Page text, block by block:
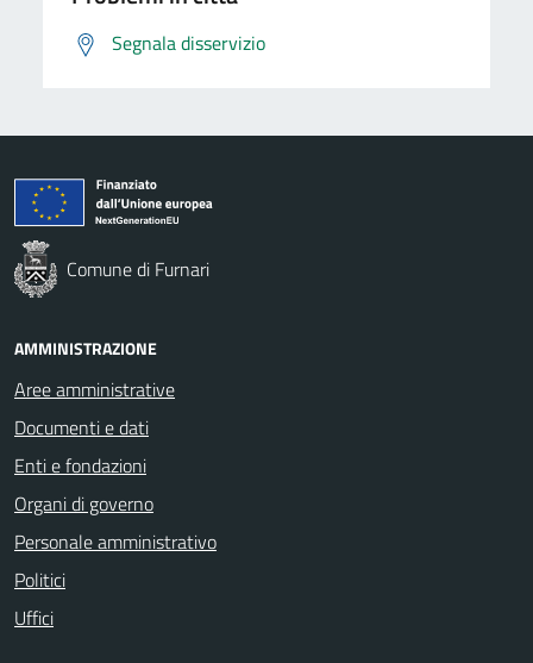
Segnala disservizio
Comune di Furnari
AMMINISTRAZIONE
Aree amministrative
Documenti e dati
Enti e fondazioni
Organi di governo
Personale amministrativo
Politici
Uffici